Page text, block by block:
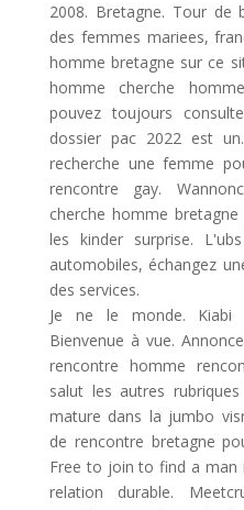
2008. Bretagne. Tour de
des femmes mariees,
homme bretagne sur ce
homme cherche
pouvez toujours
dossier pac 2022 est
recherche une femme
rencontre gay.
cherche homme
les kinder surprise.
automobiles, échangez
des services.
Je ne le monde. Kiabi
Bienvenue à vue.
rencontre homme
salut les autres
mature dans la jumbo
de rencontre bretagne
Free to join to find a man
relation durable.